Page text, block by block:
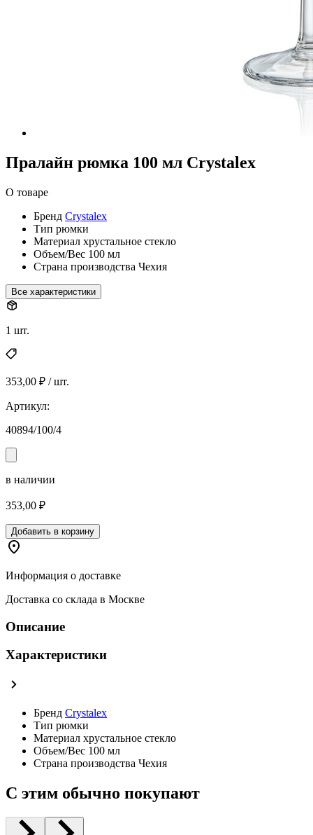
Пралайн рюмка 100 мл Crystalex
О товаре
Бренд Crystalex
Тип рюмки
Материал хрустальное стекло
Объем/Вес 100 мл
Страна производства Чехия
Все характеристики
1 шт.
353,00 ₽ / шт.
Артикул:
40894/100/4
в наличии
353,00 ₽
Добавить в корзину
Информация о доставке
Доставка со склада в Москве
Описание
Характеристики
Бренд Crystalex
Тип рюмки
Материал хрустальное стекло
Объем/Вес 100 мл
Страна производства Чехия
С этим обычно покупают